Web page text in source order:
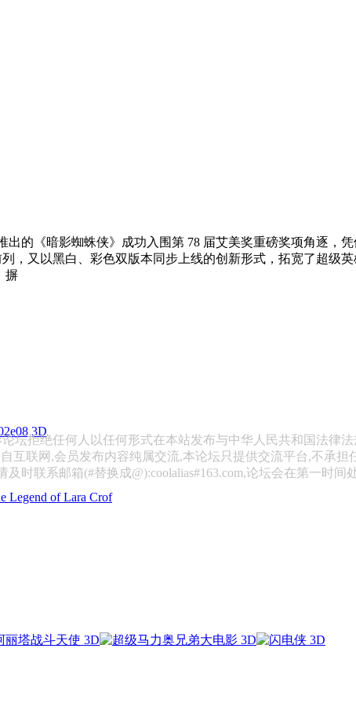
的《暗影蜘蛛侠》成功入围第 78 届艾美奖重磅奖项角逐，
，又以黑白、彩色双版本同步上线的创新形式，拓宽了超级
摒
3D
Legend of Lara Crof
坛拒绝任何人以任何形式在本站发布与中华人民共和国法律法
互联网,会员发布内容纯属交流,本论坛只提供交流平台,不承担
时联系邮箱(#替换成@):coolalias#163.com,论坛会在第一时间